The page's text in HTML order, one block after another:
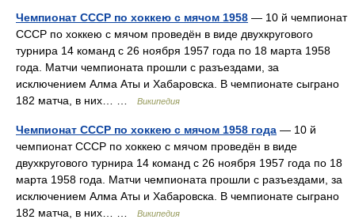
Чемпионат СССР по хоккею с мячом 1958 — 10 й чемпионат
СССР по хоккею с мячом проведён в виде двухкругового
турнира 14 команд с 26 ноября 1957 года по 18 марта 1958
года. Матчи чемпионата прошли с разъездами, за
исключением Алма Аты и Хабаровска. В чемпионате сыграно
182 матча, в них… …
Википедия
Чемпионат СССР по хоккею с мячом 1958 года — 10 й
чемпионат СССР по хоккею с мячом проведён в виде
двухкругового турнира 14 команд с 26 ноября 1957 года по 18
марта 1958 года. Матчи чемпионата прошли с разъездами, за
исключением Алма Аты и Хабаровска. В чемпионате сыграно
182 матча, в них… …
Википедия